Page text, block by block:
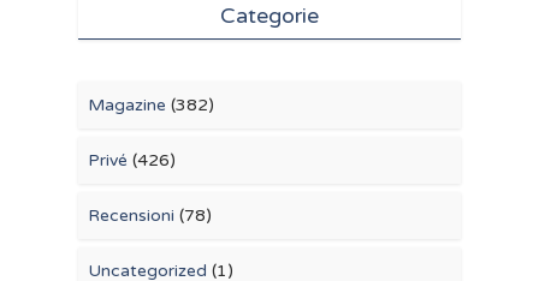
Categorie
Magazine (382)
Privé (426)
Recensioni (78)
Uncategorized (1)